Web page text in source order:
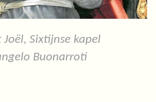
Joël, Sixtijnse kapel
Buonarroti